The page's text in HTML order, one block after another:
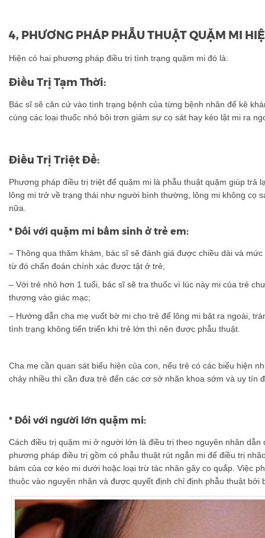
4, PHƯƠNG PHÁP PHẪU THUẬT QUẶM MI
Hiện có hai phương pháp điều trị tình trạng quặm mi đó là:
Điều Trị Tạm Thời:
Bác sĩ sẽ căn cứ vào tình trạng bệnh của từng bệnh nhân để kê
cùng các loại thuốc nhỏ bôi trơn giảm sự cọ sát hay kéo lật mi ra
Điều Trị Triệt Để:
Phương pháp điều trị triệt để quặm mi là phẫu thuật quặm giúp trả
lông mi trở về trạng thái như người bình thường, lông mi không cọ
nữa.
* Đối với quặm mi bẩm sinh ở trẻ em:
– Thông qua thăm khám, bác sĩ sẽ đánh giá được chiều dài và
từ đó chẩn đoán chính xác được tật ở trẻ;
– Với trẻ nhỏ hơn 1 tuổi, bác sĩ sẽ tra thuốc vì lúc này mi của trẻ
thương vào giác mạc;
– Hướng dẫn cha mẹ vuốt bờ mi cho trẻ để lông mi bật ra ngoài,
tình trạng không tiến triển khi trẻ lớn thì nên được phẫu thuật.
Cha mẹ cần quan sát biểu hiện của con, nếu trẻ có các biểu hiện
chảy nhiều thì cần đưa trẻ đến các cơ sở nhãn khoa sớm và uy tín
* Đối với người lớn quặm mi:
Cách điều trị quặm mi ở người lớn là điều trị theo nguyên nhân dẫn
phương pháp điều trị gồm có phẫu thuật rút ngắn mi để điều trị
bám của cơ kéo mi dưới hoặc loại trừ tác nhân gây co quắp. Việc
thuộc vào nguyên nhân và được quyết định chỉ định phẫu thuật bởi